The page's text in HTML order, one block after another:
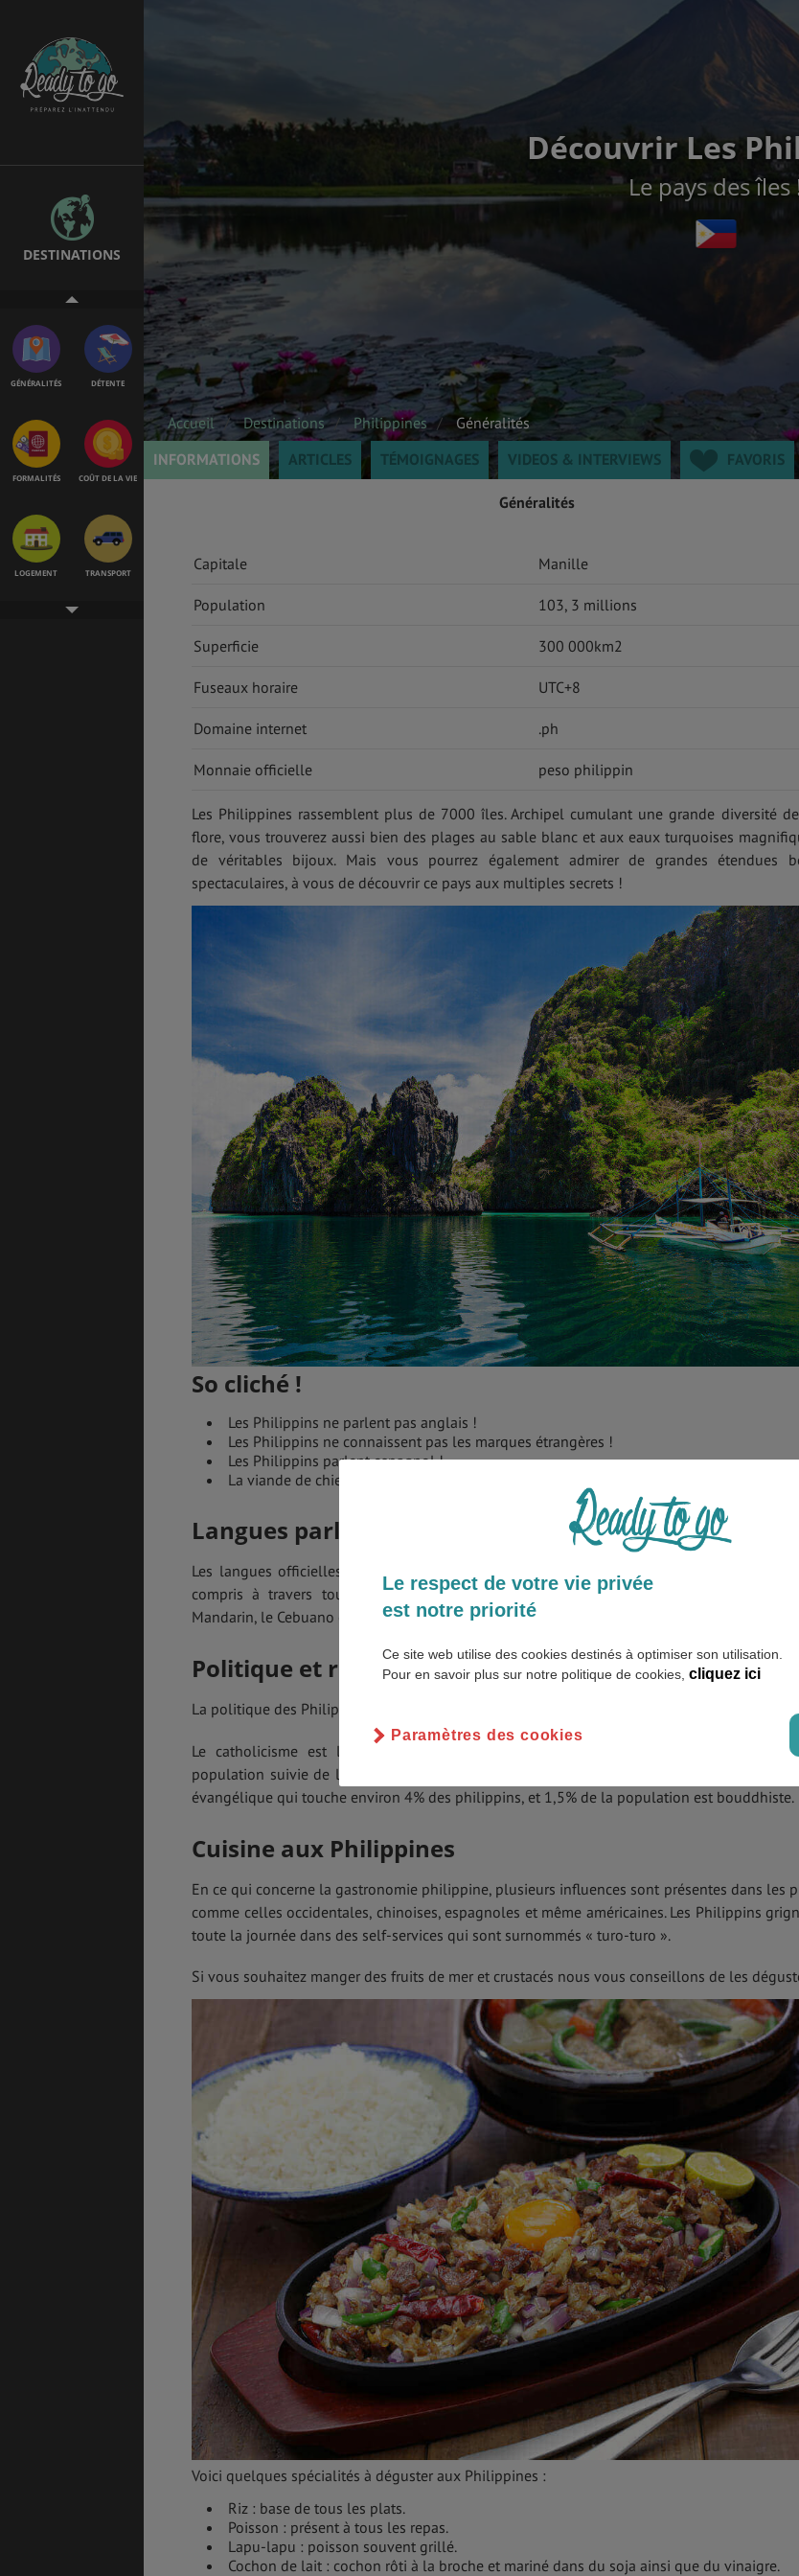
DESTINATIONS
EMPLOIS &
STAGES
BONS PLANS
GÉNÉRALITÉS DÉTENTE
FORMALITÉS COÛT DE LA VIE
LOGEMENT TRANSPORT
Découvrir Les
Le pays des îles
Accueil Destinations Philippines
Généralités
INFORMATIONS
ARTICLES TÉMOIGNAGES VIDEOS & INTERVIEWS FAVORIS
Généralités
Capitale Manille
Population 103, 3 millions
Superficie 300 000km2
Fuseaux horaire UTC+8
Domaine internet .ph
Monnaie officielle peso philippin
Les Philippines rassemblent plus de 7000 îles. Archipel cumulant une grande diversité
flore, vous trouverez aussi bien des plages au sable blanc et aux eaux turquoises
de véritables bijoux. Mais vous pourrez également admirer de grandes étendues
spectaculaires, à vous de découvrir ce pays aux multiples secrets !
So cliché !
Les Philippins ne parlent pas anglais !
Les Philippins ne connaissent pas les marques étrangères !
Les Philippins parlent espagnol !
La viande de chien est normalement mangée !
Langues parlées aux Philippines
Les langues officielles sont le filipino appelé également tagalog mais aussi l’anglais qui
compris à travers toutes les îles. Ensuite, de nombreuses autres langues sont
Mandarin, le Cebuano ou encore le Hokkien et bien d’autres.
Politique et religion
La politique des Philippines est une république, présidée par Rodrigo Duterte depuis le 30
Le catholicisme est la religion majeure aux Philippines puisqu’elle concerne
population suivie de la population musulmane avec envrion 7% des philippins, la religion
évangélique qui touche environ 4% des philippins, et 1,5% de la population est bouddhiste.
Cuisine aux Philippines
En ce qui concerne la gastronomie philippine, plusieurs influences sont présentes dans les
comme celles occidentales, chinoises, espagnoles et même américaines. Les Philippins
toute la journée dans des self-services qui sont surnommés « turo-turo ».
Si vous souhaitez manger des fruits de mer et crustacés nous vous conseillons de les
Voici quelques spécialités à déguster aux Philippines :
Riz : base de tous les plats.
Poisson : présent à tous les repas.
Lapu-lapu : poisson souvent grillé.
Cochon de lait : cochon rôti à la broche et mariné dans du soja ainsi que du vinaigre.
Le respect de votre vie privée
est notre priorité
Ce site web utilise des cookies destinés à optimiser son utilisation.
Pour en savoir plus sur notre politique de cookies, cliquez ici
Paramètres des cookies